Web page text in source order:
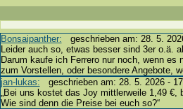
Bonsaipanther: geschrieben am: 28. 5.
Leider auch so, etwas besser sind 3er o.ä.
Darum kaufe ich Ferrero nur noch, wenn es
zum Vorstellen, oder besondere Angebote,
jan-lukas: geschrieben am: 28. 5. 2026 -
„Bei uns kostet das Joy mittlerweile 1,49 €,
Wie sind denn die Preise bei euch so?“